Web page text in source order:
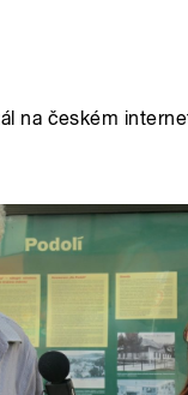
na českém